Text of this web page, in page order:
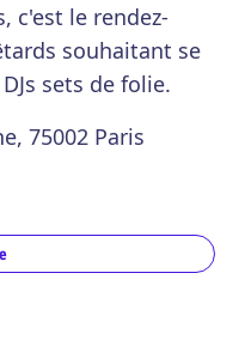
c'est le rendez-
souhaitant se
sets de folie.
75002 Paris